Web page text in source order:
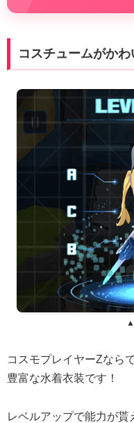
コスチュームがかわ
▲
コスモプレイヤーZなら
豊富な水着衣装です！
レベルアップで能力が貰